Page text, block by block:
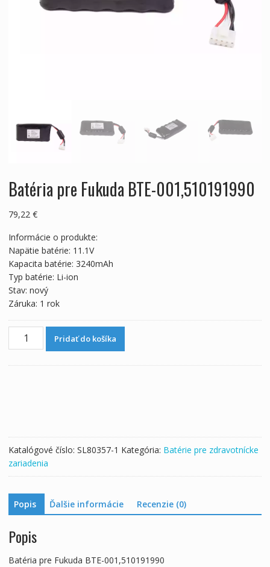
Batéria pre Fukuda BTE-001,510191990
79,22 €
Informácie o produkte:
Napätie batérie: 11.1V
Kapacita batérie: 3240mAh
Typ batérie: Li-ion
Stav: nový
Záruka: 1 rok
množstvo
Batéria
Pridať do košíka
Katalógové číslo: SL80357-1 Kategória: Batérie pre zdravotnícke
zariadenia
Popis Ďalšie informácie Recenzie (0)
Popis
Batéria pre Fukuda BTE-001,510191990